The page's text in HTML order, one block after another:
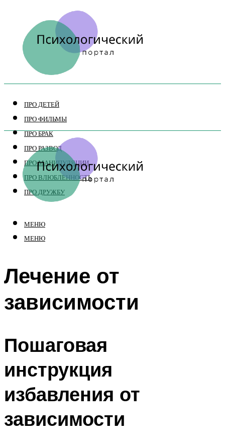
ПРО ДЕТЕЙ
ПРО ФИЛЬМЫ
ПРО БРАК
ПРО РАЗВОД
ПРО МАНИПУЛЯЦИИ
ПРО ВЛЮБЛЕННОСТЬ
ПРО ДРУЖБУ
МЕНЮ
МЕНЮ
Лечение от
зависимости
Пошаговая
инструкция
избавления от
зависимости